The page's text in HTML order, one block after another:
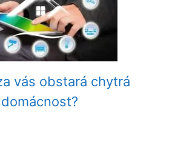
vás obstará chytrá
domácnost?